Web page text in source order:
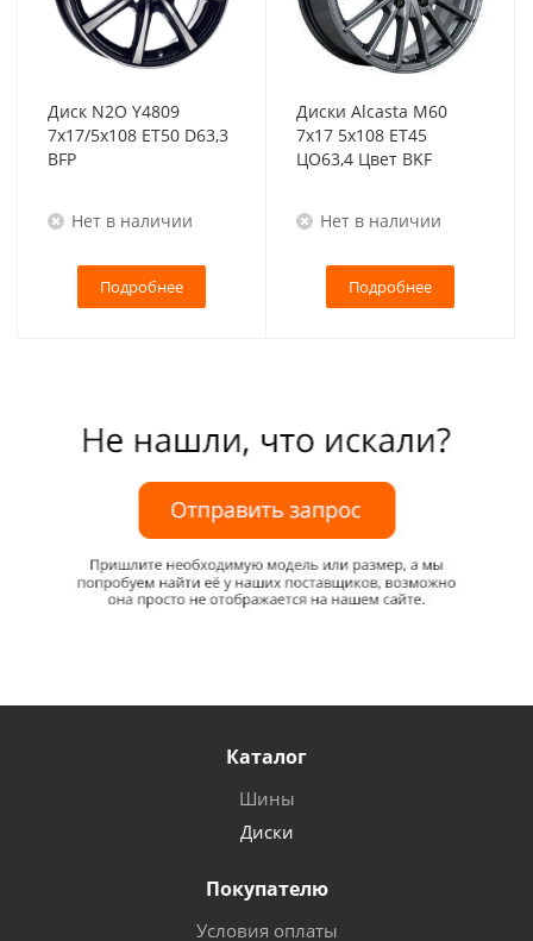
Диск N2O Y4809
7x17/5x108 ET50 D63,3
BFP
Нет в наличии
Подробнее
Диски Alcasta M60
7x17 5x108 ET45
ЦО63,4 Цвет BKF
Нет в наличии
Подробнее
Каталог
Шины
Диски
Покупателю
Условия оплаты